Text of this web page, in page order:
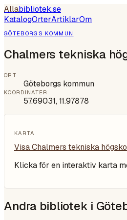
Allabibliotek.se
KatalogOrterArtiklarOm
GÖTEBORGS KOMMUN
Chalmers tekniska
ORT
Göteborgs kommun
KOORDINATER
57.69031,11.97878
KARTA
VisaChalmers tekniska
Klicka för en interaktiv karta
Andra bibliotek i